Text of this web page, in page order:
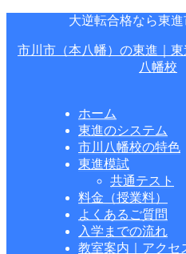
大逆転合格なら東
市川市（本八幡）の東進｜東
八幡校
ホーム
東進のシステム
市川八幡校の特色
東進模試
共通テスト
料金（授業料）
よくあるご質問
入学までの流れ
教室案内｜アクセ